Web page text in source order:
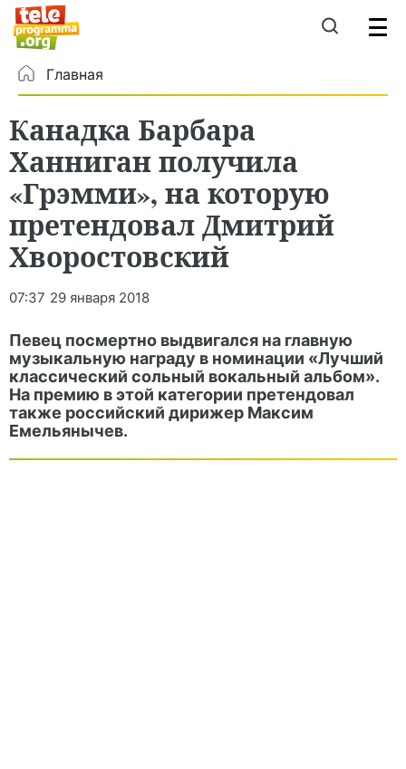
Главная
Канадка Барбара
Ханниган получила
«Грэмми», на которую
претендовал Дмитрий
Хворостовский
07:37 29 января 2018
Певец посмертно выдвигался на главную
музыкальную награду в номинации «Лучший
классический сольный вокальный альбом».
На премию в этой категории претендовал
также российский дирижер Максим
Емельянычев.